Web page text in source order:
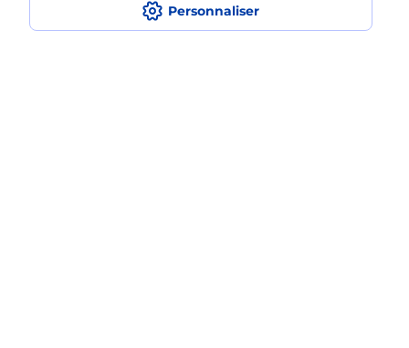
Personnaliser
Est-ce que je peux assurer mon
smartphone Samsung ?